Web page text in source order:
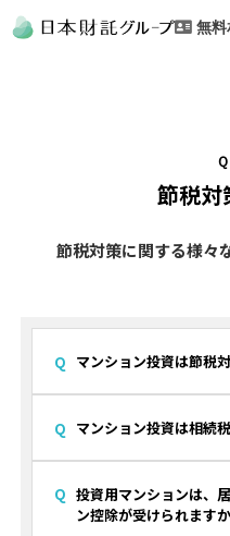
無料
節税対
節税対策に関する様々
マンション投資は節税
マンション投資は相続
投資用マンションは、
ン控除が受けられます